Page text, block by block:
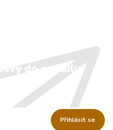
do e-mailu
Přihlásit se